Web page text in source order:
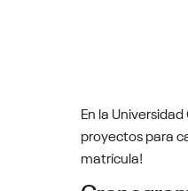
En la
proyectos para
matrícula!